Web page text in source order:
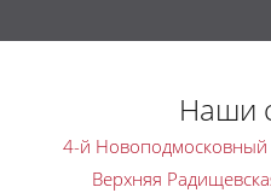
Наши
4-й Новоподмосковный
Верхняя